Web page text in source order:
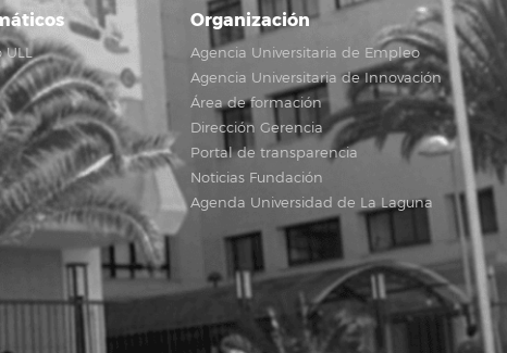
ULL
Organización
Agencia Universitaria de Empleo
Agencia Universitaria de Innovación
Área de formación
Dirección Gerencia
Portal de transparencia
Noticias Fundación
Agenda Universidad de La Laguna